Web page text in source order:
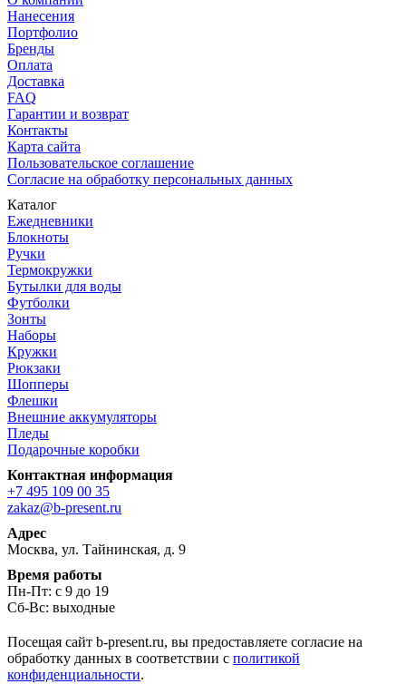
Нанесения
Портфолио
Бренды
Оплата
Доставка
FAQ
Гарантии и возврат
Контакты
Карта сайта
Пользовательское соглашение
Согласие на обработку персональных данных
Каталог
Ежедневники
Блокноты
Ручки
Термокружки
Бутылки для воды
Футболки
Зонты
Наборы
Кружки
Рюкзаки
Шопперы
Флешки
Внешние аккумуляторы
Пледы
Подарочные коробки
Контактная информация
+7 495 109 00 35
zakaz@b-present.ru
Адрес
Москва, ул. Тайнинская, д. 9
Время работы
Пн-Пт: с 9 до 19
Сб-Вс: выходные
Посещая сайт b-present.ru, вы предоставляете согласие на
обработку данных в соответствии с политикой
конфиденциальности.